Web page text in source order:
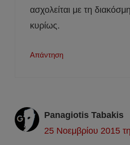
ασχολείται με τη
κυρίως.
Απάντηση
Panagiotis Tabakis
25 Νοεμβρίου 2015